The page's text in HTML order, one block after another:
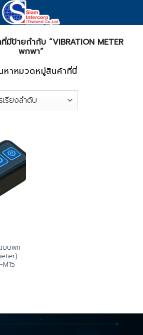
มีป้ายกำกับ “VIBRATION METER
พกพา”
หาหมวดหมู่สินค้าที่นี่
บบพก